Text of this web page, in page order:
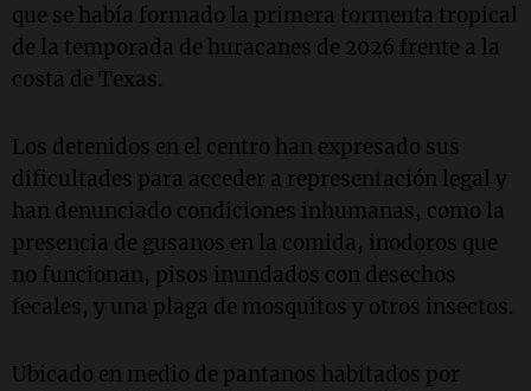
que se había formado la primera tormenta tropical
de la temporada de huracanes de 2026 frente a la
costa de Texas.
Los detenidos en el centro han expresado sus
dificultades para acceder a representación legal y
han denunciado condiciones inhumanas, como la
presencia de gusanos en la comida, inodoros que
no funcionan, pisos inundados con desechos
fecales, y una plaga de mosquitos y otros insectos.
Ubicado en medio de pantanos habitados por